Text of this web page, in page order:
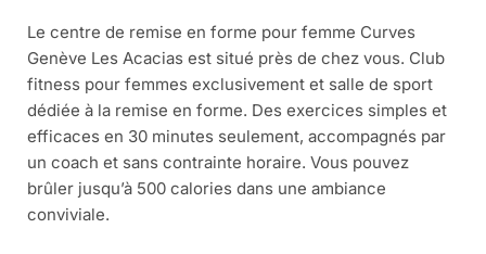
Le centre de remise en forme pour femme Curves
Genève Les Acacias est situé près de chez vous. Club
fitness pour femmes exclusivement et salle de sport
dédiée à la remise en forme. Des exercices simples et
efficaces en 30 minutes seulement, accompagnés par
un coach et sans contrainte horaire. Vous pouvez
brûler jusqu’à 500 calories dans une ambiance
conviviale.